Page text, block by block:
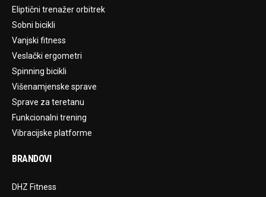
Eliptični trenažer orbitrek
Sobni bicikli
Vanjski fitness
Veslački ergometri
Spinning bicikli
Višenamjenske sprave
Sprave za teretanu
Funkcionalni trening
Vibracijske platforme
BRANDOVI
DHZ Fitness